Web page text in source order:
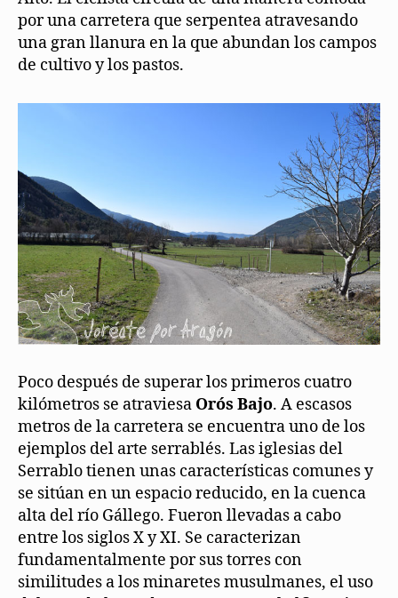
por una carretera que serpentea atravesando
una gran llanura en la que abundan los campos
de cultivo y los pastos.
Poco después de superar los primeros cuatro
kilómetros se atraviesa Orós Bajo. A escasos
metros de la carretera se encuentra uno de los
ejemplos del arte serrablés. Las iglesias del
Serrablo tienen unas características comunes y
se sitúan en un espacio reducido, en la cuenca
alta del río Gállego. Fueron llevadas a cabo
entre los siglos X y XI. Se caracterizan
fundamentalmente por sus torres con
similitudes a los minaretes musulmanes, el uso